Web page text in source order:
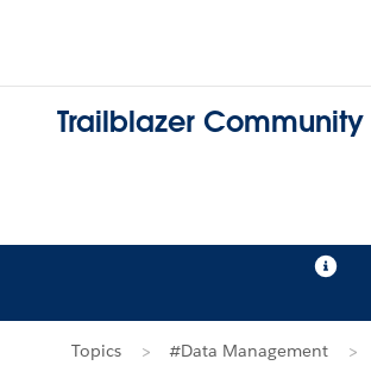
Trailblazer Community
Topics #Data Management